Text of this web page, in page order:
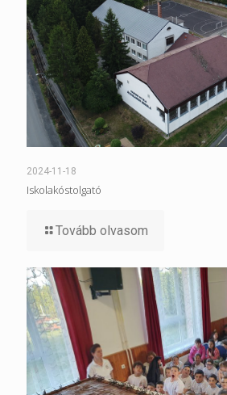
2024-11-18
Iskolakóstolgató
Tovább olvasom